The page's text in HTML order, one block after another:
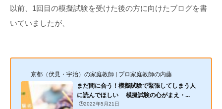
以前、1回目の模擬試験を受けた後の方に向けたブログを書
いていましたが、
京都（伏見・宇治）の家庭教師 | プロ家庭教師の内藤
まだ間に合う！模擬試験で緊張してしまう人
に読んでほしい 模擬試験の心がまえ・...
🕒️2022年5月21日